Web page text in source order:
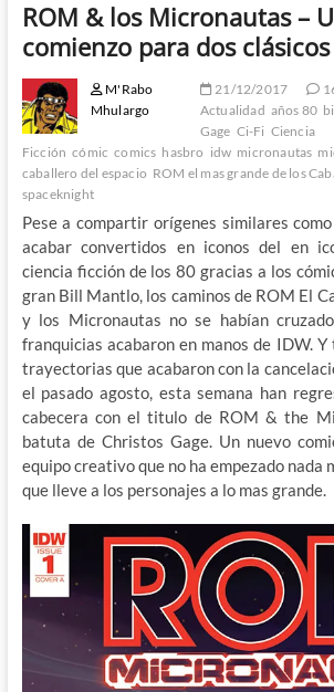
ROM & los Micronautas –
comienzo para dos
M'Rabo
Mhulargo
21/12/2017
Actualidad años 80
Gage Ci-Fi Ciencia
Ficción cómic comics hasbro idw micronautas
caballero del espacio ROM el mas grande de los
spaceknight
Pese a compartir orígenes similares
acabar convertidos en iconos del en
ciencia ficción de los 80 gracias a los
gran Bill Mantlo, los caminos de ROM El
y los Micronautas no se habían
franquicias acabaron en manos de IDW.
trayectorias que acabaron con la
el pasado agosto, esta semana han
cabecera con el titulo de ROM & the
batuta de Christos Gage. Un nuevo
equipo creativo que no ha empezado nada
que lleve a los personajes a lo mas grande.